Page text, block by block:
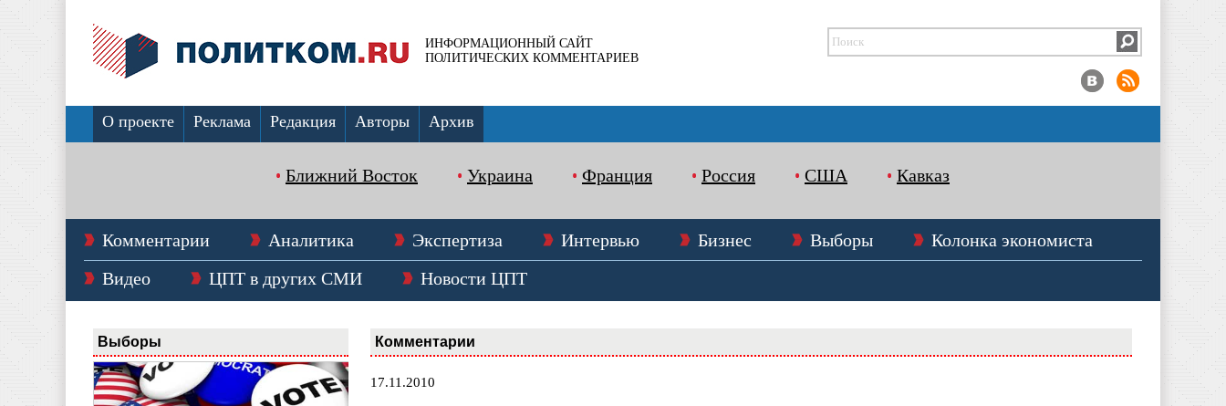
ИНФОРМАЦИОННЫЙ САЙТ
ПОЛИТИЧЕСКИХ КОММЕНТАРИЕВ
О проекте Реклама Редакция Авторы Архив
Ближний Восток Украина Франция Россия США Кавказ
Комментарии Аналитика Экспертиза Интервью Бизнес Выборы
Колонка экономиста
Видео
ЦПТ в других СМИ Новости ЦПТ
Выборы Комментарии
17.11.2010